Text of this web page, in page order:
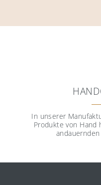
In unserer
Produkte von